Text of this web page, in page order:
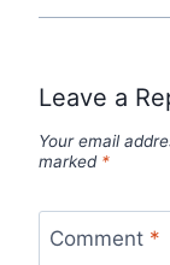
Leave a
Your email
marked *
Comment *